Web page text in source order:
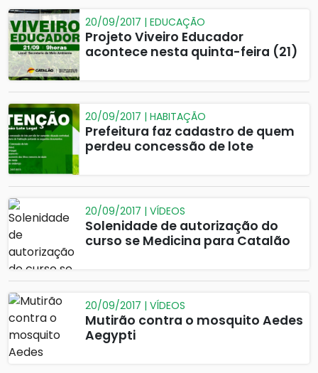
20/09/2017 | EDUCAÇÃO
Projeto Viveiro Educador
acontece nesta quinta-feira (21)
20/09/2017 | HABITAÇÃO
Prefeitura faz cadastro de quem
perdeu concessão de lote
20/09/2017 | VÍDEOS
Solenidade de autorização do
curso se Medicina para Catalão
20/09/2017 | VÍDEOS
Mutirão contra o mosquito Aedes
Aegypti